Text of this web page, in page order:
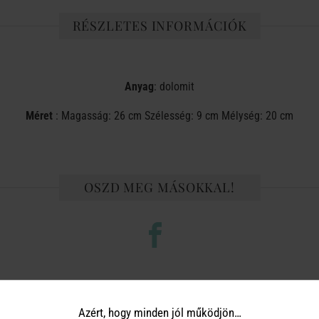
RÉSZLETES INFORMÁCIÓK
Anyag: dolomit
Méret : Magasság: 26 cm Szélesség: 9 cm Mélység: 20 cm
OSZD MEG MÁSOKKAL!
Azért, hogy minden jól működjön…